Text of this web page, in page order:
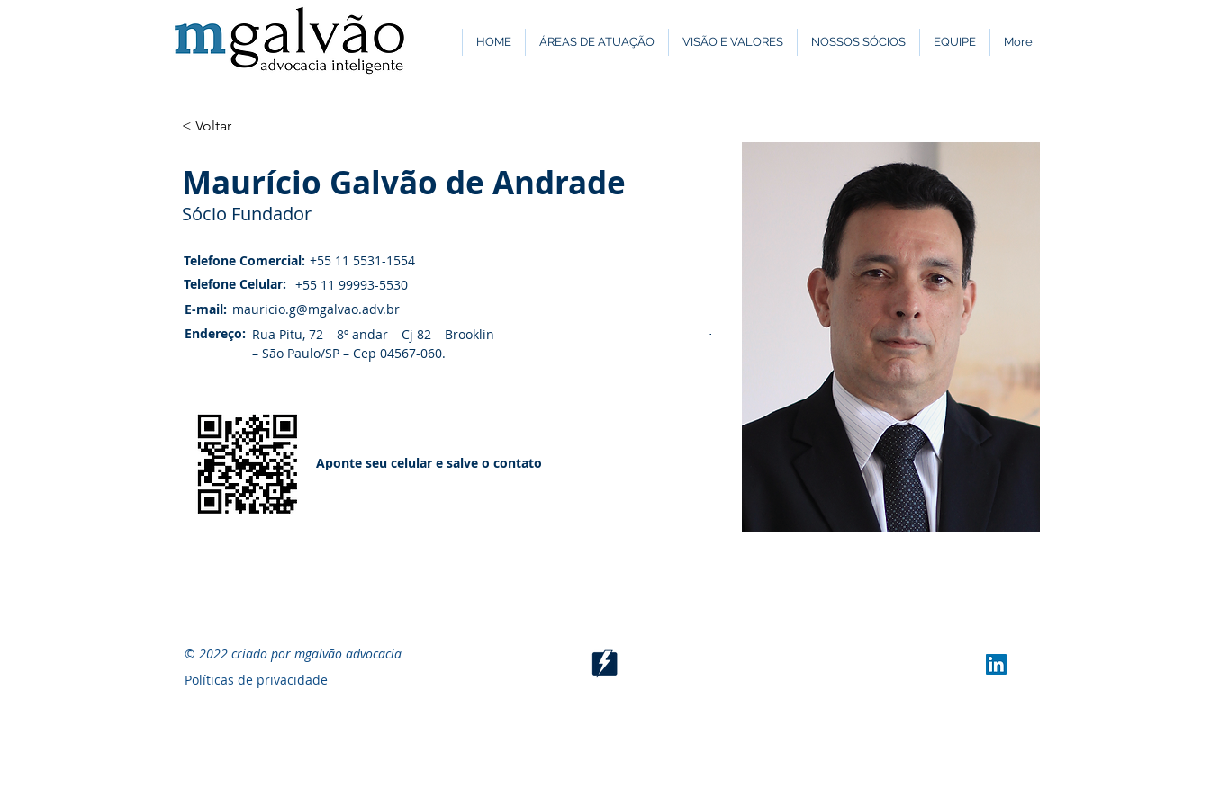
HOME ÁREAS DE ATUAÇÃO VISÃO E VALORES NOSSOS SÓCIOS EQUIPE More
< Voltar
Maurício Galvão de Andrade
Sócio Fundador
Telefone Comercial: +55 11 5531-1554
Telefone Celular:
+55 11 99993-5530
E-mail: mauricio.g@mgalvao.adv.br
Endereço: Rua Pitu, 72 – 8º andar – Cj 82 – Brooklin
– São Paulo/SP – Cep 04567-060.
Aponte seu celular e salve o contato
+55 11 5531-1554
+55 11 5531-1554
© 2022 criado por mgalvão advocacia
Políticas de privacidade